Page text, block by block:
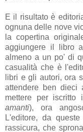
E il risultato è
ognuna delle nove
la copertina
aggiungere il libro
almeno a un po' di
casualità che è
libri e gli autori, ora
attendere ben dieci
mettere per
amanti), ora
L'editore, da
rassicura, che